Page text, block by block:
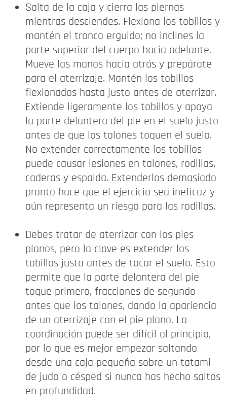
Salta de la caja y cierra las piernas
mientras desciendes. Flexiona los tobillos y
mantén el tronco erguido; no inclines la
parte superior del cuerpo hacia adelante.
Mueve las manos hacia atrás y prepárate
para el aterrizaje. Mantén los tobillos
flexionados hasta justo antes de aterrizar.
Extiende ligeramente los tobillos y apoya
la parte delantera del pie en el suelo justo
antes de que los talones toquen el suelo.
No extender correctamente los tobillos
puede causar lesiones en talones, rodillas,
caderas y espalda. Extenderlos demasiado
pronto hace que el ejercicio sea ineficaz y
aún representa un riesgo para las rodillas.
Debes tratar de aterrizar con los pies
planos, pero la clave es extender los
tobillos justo antes de tocar el suelo. Esto
permite que la parte delantera del pie
toque primero, fracciones de segundo
antes que los talones, dando la apariencia
de un aterrizaje con el pie plano. La
coordinación puede ser difícil al principio,
por lo que es mejor empezar saltando
desde una caja pequeña sobre un tatami
de judo o césped si nunca has hecho saltos
en profundidad.